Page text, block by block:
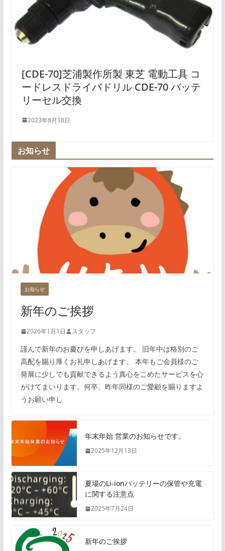
[CDE-70]芝浦製作所製 東芝 電動工具 コ
ードレスドライバドリル CDE-70 バッテ
リーセル交換
2023年8月18日
お知らせ
お知らせ
新年のご挨拶
2026年1月1日 スタッフ
謹んで新年のお慶びを申しあげます。 旧年中は格別のご
高配を賜り厚くお礼申しあげます。 本年もご会員様のご
発展に少しでも貢献できるよう真心をこめたサービスを心
がけてまいります。何卒、昨年同様のご愛顧を賜りますよ
うお願い申し
年末年始 営業のお知らせです。
2025年12月13日
夏場のLi-ionバッテリーの保管や充電
に関する注意点
2025年7月24日
新年のご挨拶